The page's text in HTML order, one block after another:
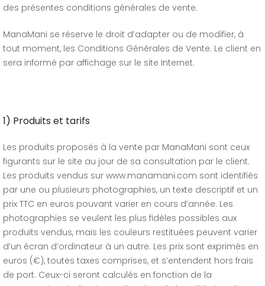
des présentes conditions générales de vente.
ManaMani se réserve le droit d’adapter ou de modifier, à
tout moment, les Conditions Générales de Vente. Le client en
sera informé par affichage sur le site Internet.
1) Produits et tarifs
Les produits proposés à la vente par ManaMani sont ceux
figurants sur le site au jour de sa consultation par le client.
Les produits vendus sur www.manamani.com sont identifiés
par une ou plusieurs photographies, un texte descriptif et un
prix TTC en euros pouvant varier en cours d’année. Les
photographies se veulent les plus fidèles possibles aux
produits vendus, mais les couleurs restituées peuvent varier
d’un écran d’ordinateur à un autre. Les prix sont exprimés en
euros (€), toutes taxes comprises, et s’entendent hors frais
de port. Ceux-ci seront calculés en fonction de la